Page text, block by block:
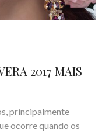
2017 MAIS
principalmente
ocorre quando os